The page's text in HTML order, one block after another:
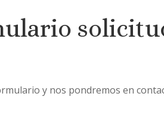
y nos pondremos en